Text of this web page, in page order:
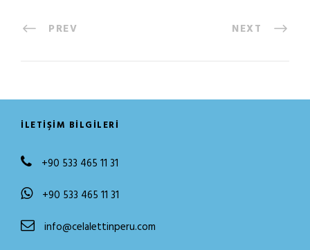
PREV NEXT
İLETIŞIM BILGILERI
+90 533 465 11 31
+90 533 465 11 31
info@celalettinperu.com